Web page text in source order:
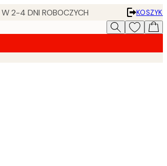
2-4 DNI ROBOCZYCH
KOSZYK